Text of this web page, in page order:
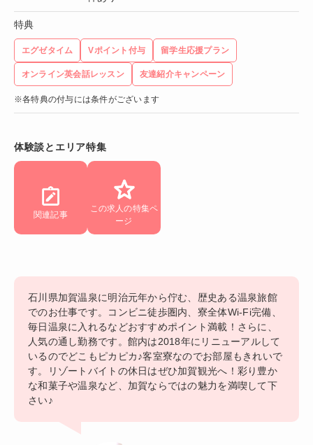
特典
エグゼタイム Vポイント付与 留学生応援プラン
オンライン英会話レッスン 友達紹介キャンペーン
※各特典の付与には条件がございます
体験談とエリア特集
関連記事
この求人の特集ペ
ージ
石川県加賀温泉に明治元年から佇む、歴史ある温泉旅館
でのお仕事です。コンビニ徒歩圏内、寮全体Wi-Fi完備、
毎日温泉に入れるなどおすすめポイント満載！さらに、
人気の通し勤務です。館内は2018年にリニューアルして
いるのでどこもピカピカ♪客室寮なのでお部屋もきれいで
す。リゾートバイトの休日はぜひ加賀観光へ！彩り豊か
な和菓子や温泉など、加賀ならではの魅力を満喫して下
さい♪